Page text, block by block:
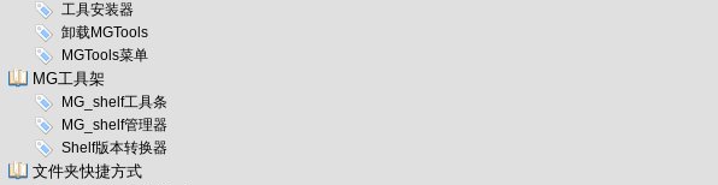
工具安装器
卸载MGTools
MGTools菜单
MG工具架
MG_shelf工具条
MG_shelf管理器
Shelf版本转换器
文件夹快捷方式